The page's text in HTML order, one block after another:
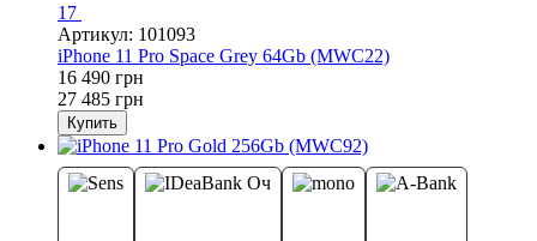
17
Артикул: 101093
iPhone 11 Pro Space Grey 64Gb (MWC22)
16 490 грн
27 485 грн
Купить